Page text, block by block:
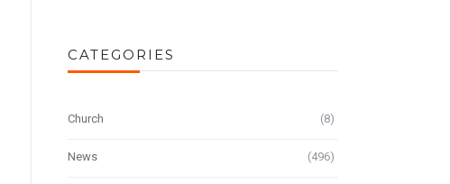
CATEGORIES
Church (8)
News (496)